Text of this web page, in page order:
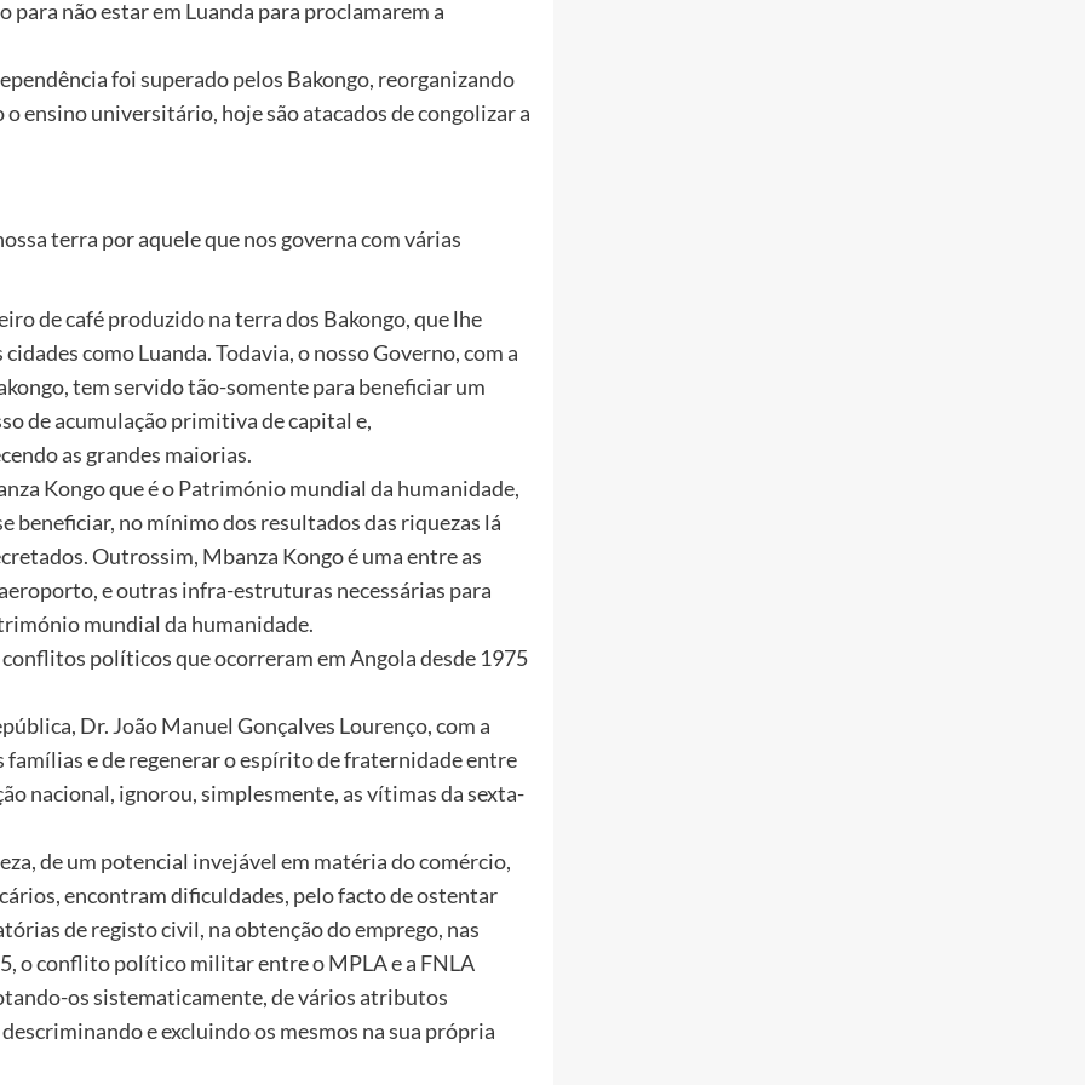
não estar em Luanda para proclamarem a
foi superado pelos Bakongo, reorganizando
ensino universitário, hoje são atacados de congolizar a
terra por aquele que nos governa com várias
de café produzido na terra dos Bakongo, que lhe
como Luanda. Todavia, o nosso Governo, com a
tem servido tão-somente para beneficiar um
de acumulação primitiva de capital e,
as grandes maiorias.
Kongo que é o Património mundial da humanidade,
beneficiar, no mínimo dos resultados das riquezas lá
Outrossim, Mbanza Kongo é uma entre as
e outras infra-estruturas necessárias para
mundial da humanidade.
políticos que ocorreram em Angola desde 1975
Dr. João Manuel Gonçalves Lourenço, com a
famílias e de regenerar o espírito de fraternidade entre
nacional, ignorou, simplesmente, as vítimas da sexta-
de um potencial invejável em matéria do comércio,
encontram dificuldades, pelo facto de ostentar
de registo civil, na obtenção do emprego, nas
o conflito político militar entre o MPLA e a FNLA
os sistematicamente, de vários atributos
e excluindo os mesmos na sua própria